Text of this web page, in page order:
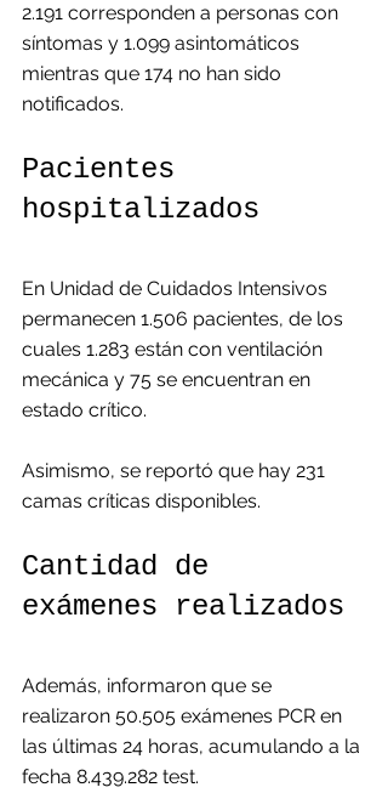
2.191 corresponden a personas con
síntomas y 1.099 asintomáticos
mientras que 174 no han sido
notificados.
Pacientes
hospitalizados
En Unidad de Cuidados Intensivos
permanecen 1.506 pacientes, de los
cuales 1.283 están con ventilación
mecánica y 75 se encuentran en
estado crítico.
Asimismo, se reportó que hay 231
camas críticas disponibles.
Cantidad de
exámenes realizados
Además, informaron que se
realizaron 50.505 exámenes PCR en
las últimas 24 horas, acumulando a la
fecha 8.439.282 test.